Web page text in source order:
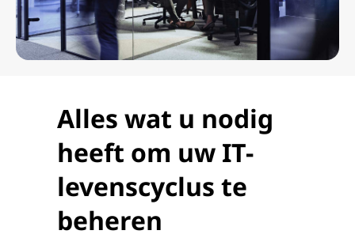
Alles wat u nodig
heeft om uw IT-
levenscyclus te
beheren